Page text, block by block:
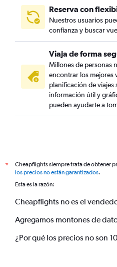
Reserva con
Nuestros usuarios
confianza y buscar
Viaja de forma
Millones de personas
encontrar los mejores
planificación de
información útil y
pueden ayudarte a
*
Cheapflights siempre trata de obtener
los precios no están garantizados.
Esta es la razón:
Cheapflights no es el
Agregamos montones de
¿Por qué los precios no son